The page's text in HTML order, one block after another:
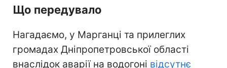
Що передувало
Нагадаємо, у Марганці та прилеглих
громадах Дніпропетровської області
внаслідок аварії на водогоні відсутнє